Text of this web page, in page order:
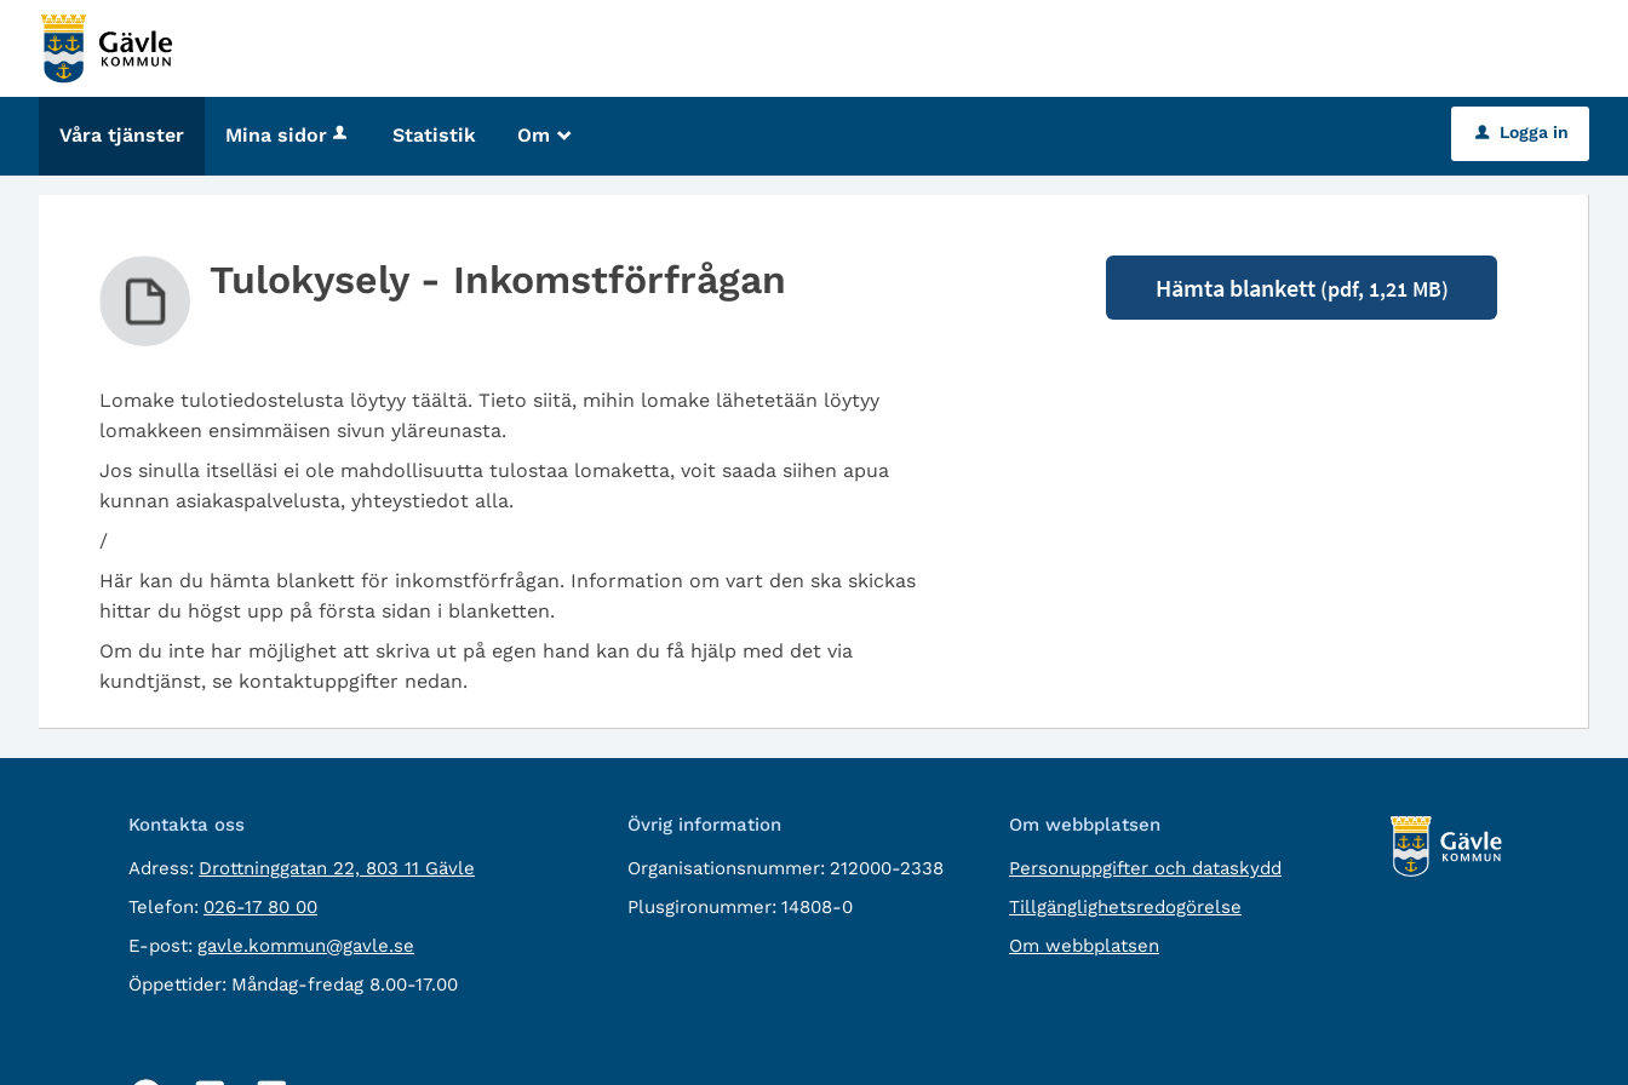
Välkommen
tjänster
Gävle
kommun
Våra tjänster Mina sidor Statistik Om _ u Logga in
Tulokysely - Inkomstförfrågan
Lomake tulotiedostelusta löytyy täältä. Tieto siitä, mihin lomake lähetetään löytyy
lomakkeen ensimmäisen sivun yläreunasta.
Jos sinulla itselläsi ei ole mahdollisuutta tulostaa lomaketta, voit saada siihen apua
kunnan asiakaspalvelusta, yhteystiedot alla.
/
Här kan du hämta blankett för inkomstförfrågan. Information om vart den ska skickas
hittar du högst upp på första sidan i blanketten.
Om du inte har möjlighet att skriva ut på egen hand kan du få hjälp med det via
kundtjänst, se kontaktuppgifter nedan.
Hämta blankett(pdf, 1,21 MB)
Kontakta oss
Adress: besöksadress:
Drottninggatan 22, 803 11 Gävle
Telefon: Telefon:
026-17 80 00
E-post: E-
post:
gavle.kommun@gavle.se
Öppettider: Måndag-fredag 8.00-17.00
Övrig information
Organisationsnummer: 212000-2338
Plusgironummer: 14808-0
Om webbplatsen
Personuppgifter och dataskydd
Tillgänglighetsredogörelse
Om webbplatsen